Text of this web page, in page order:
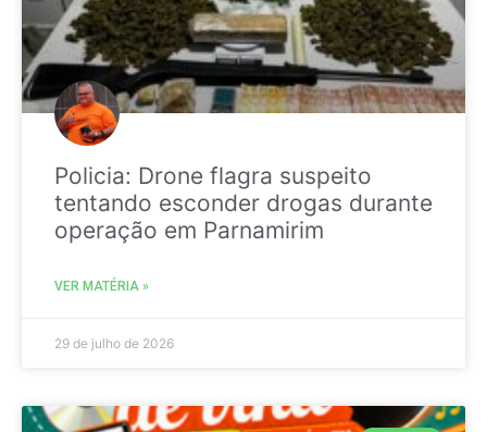
Policia: Drone flagra suspeito
tentando esconder drogas durante
operação em Parnamirim
VER MATÉRIA »
29 de julho de 2026